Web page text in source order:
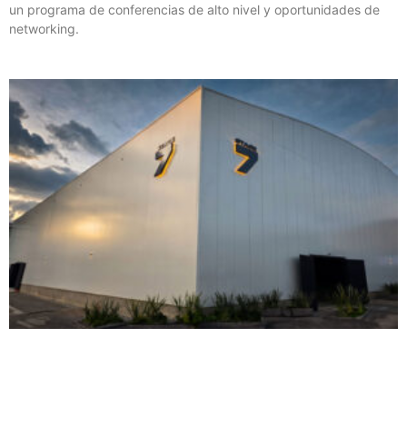
un programa de conferencias de alto nivel y oportunidades de
networking.